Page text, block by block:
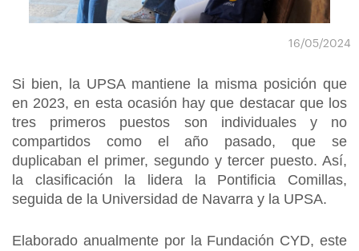
16/05/2024
Si bien, la UPSA mantiene la misma posición que
en 2023, en esta ocasión hay que destacar que los
tres primeros puestos son individuales y no
compartidos como el año pasado, que se
duplicaban el primer, segundo y tercer puesto. Así,
la clasificación la lidera la Pontificia Comillas,
seguida de la Universidad de Navarra y la UPSA.
Elaborado anualmente por la Fundación CYD, este